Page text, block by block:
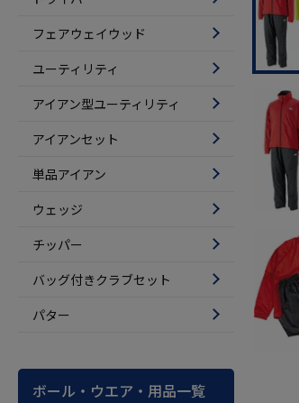
フェアウェイウッド
ユーティリティ
アイアン型ユーティリティ
アイアンセット
単品アイアン
ウェッジ
チッパー
バッグ付きクラブセット
パター
ボール・ウエア・用品一覧